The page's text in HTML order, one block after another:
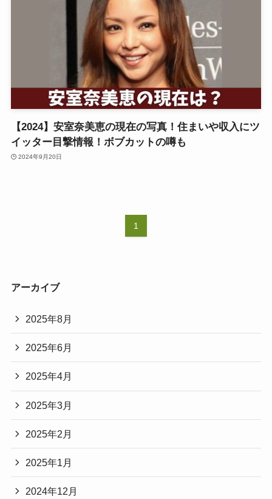
【2024】安室奈美恵の現在の写真！住まいや収入にツ
イッター目撃情報！ボブカットの噂も
2024年9月20日
1
アーカイブ
2025年8月
2025年6月
2025年4月
2025年3月
2025年2月
2025年1月
2024年12月